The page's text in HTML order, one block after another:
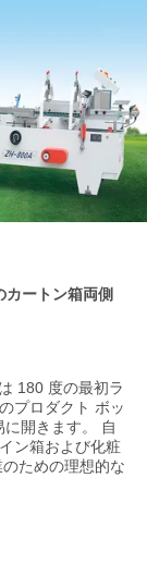
ートン箱両側
180 度の最初ラ
プロダクト ボッ
開きます。 自
ン箱および化粧
ための理想的な